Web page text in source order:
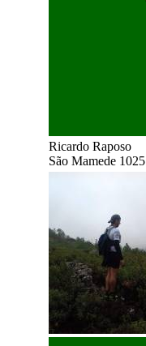
Ricardo Raposo
São Mamede 1025